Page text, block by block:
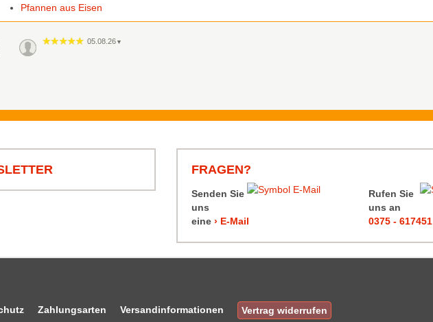
Pfannen aus Eisen
05.08.26 ▼
FRAGEN?
Senden Sie
uns
eine › E-Mail
Rufen Sie
uns an
0375 - 617451
Zahlungsarten Versandinformationen Vertrag widerrufen